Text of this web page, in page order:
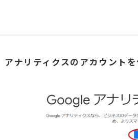
アナリティクスのアカウント